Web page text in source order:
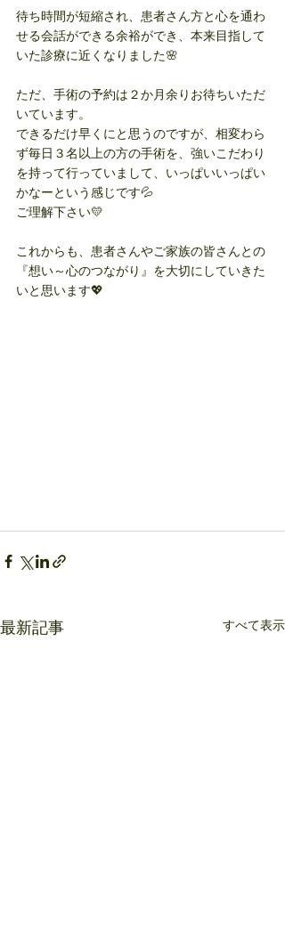
待ち時間が短縮され、患者さん方と心を通わ
せる会話ができる余裕ができ、本来目指して
いた診療に近くなりました🌸
ただ、手術の予約は２か月余りお待ちいただ
いています。
できるだけ早くにと思うのですが、相変わら
ず毎日３名以上の方の手術を、強いこだわり
を持って行っていまして、いっぱいいっぱい
かなーという感じです💦
ご理解下さい💛
これからも、患者さんやご家族の皆さんとの
『想い～心のつながり』を大切にしていきた
いと思います💖
最新記事 すべて表示